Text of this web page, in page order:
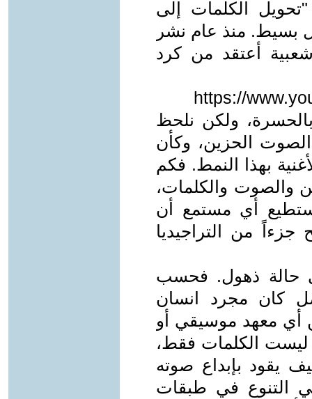
الكلمات إلى
بسيط. منذ عام نشر
أعتقد من كرد
https://
ولكن نلحظ
الحزين، وكأن
بهذا النمط. فكم
والصوت والكلمات،
أي مستمع أن
من التراجيديا
حالة ذهول. فحسب
كان مجرد انسان
أي معهد موسيقي أو
ليست الكلمات فقط،
يقود بإبداع صوته
التنوع في طبقات